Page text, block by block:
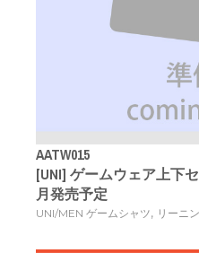
AATW015
[UNI] ゲームウェア上下セ
月発売予定
UNI/MEN ゲームシャツ, リーニン